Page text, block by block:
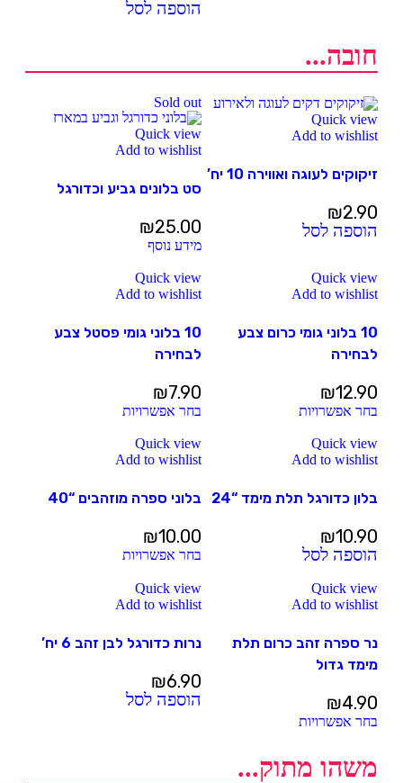
הוספה לסל
חובה...
Quick view
Add to wishlist
זיקוקים לעוגה ואווירה 10 יח’
₪2.90
הוספה לסל
Sold out
Quick view
Add to wishlist
סט בלונים גביע וכדורגל
₪25.00
מידע נוסף
Quick view
Add to wishlist
10 בלוני גומי כרום צבע
לבחירה
₪12.90
בחר אפשרויות
Quick view
Add to wishlist
10 בלוני גומי פסטל צבע
לבחירה
₪7.90
בחר אפשרויות
Quick view
Add to wishlist
בלון כדורגל תלת מימד “24
₪10.90
הוספה לסל
Quick view
Add to wishlist
בלוני ספרה מוזהבים “40
₪10.00
בחר אפשרויות
Quick view
Add to wishlist
נר ספרה זהב כרום תלת
מימד גדול
₪4.90
בחר אפשרויות
Quick view
Add to wishlist
נרות כדורגל לבן זהב 6 יח’
₪6.90
הוספה לסל
משהו מתוק...